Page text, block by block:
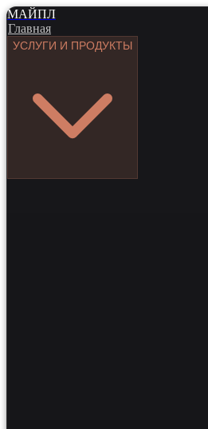
МАЙПЛ
Главная
УСЛУГИ И ПРОДУКТЫ